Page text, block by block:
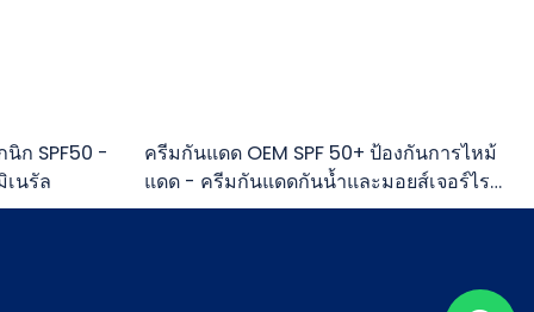
ก SPF50 -
นรัล
ครีมกันแดด OEM SPF 50+ ป้องกันการไหม้
แดด - ครีมกันแดดกันน้ำและมอยส์เจอร์ไร
เซอร์